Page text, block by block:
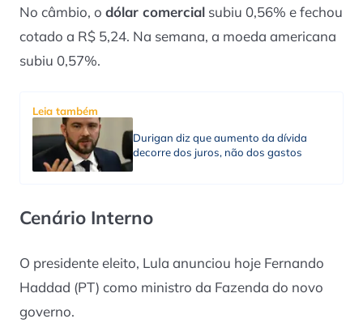
No câmbio, o dólar comercial subiu 0,56% e fechou
cotado a R$ 5,24. Na semana, a moeda americana
subiu 0,57%.
Leia também
Durigan diz que aumento da dívida
decorre dos juros, não dos gastos
Cenário Interno
O presidente eleito, Lula anunciou hoje Fernando
Haddad (PT) como ministro da Fazenda do novo
governo.